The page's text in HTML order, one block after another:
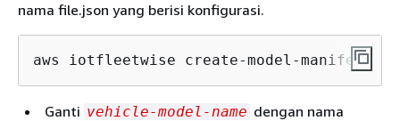
nama file.json yang berisi konfigurasi.
aws iotfleetwise create-model-
Ganti vehicle-model-name dengan nama